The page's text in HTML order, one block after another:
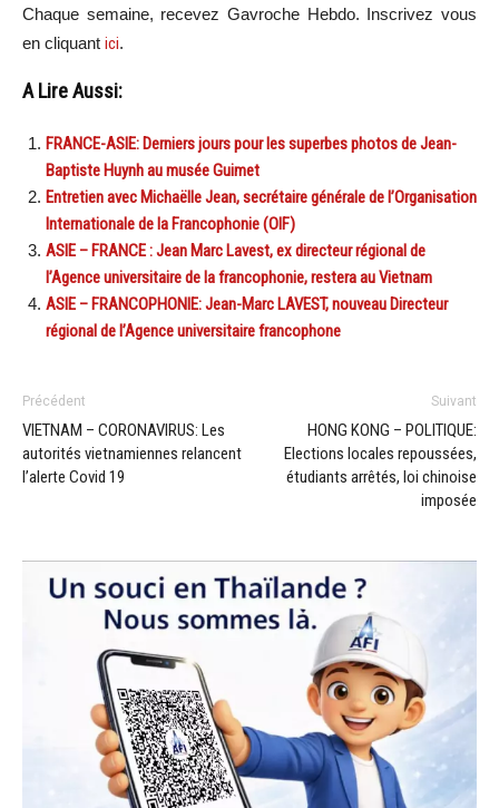
Chaque semaine, recevez Gavroche Hebdo. Inscrivez vous
en cliquant ici.
A Lire Aussi:
FRANCE-ASIE: Derniers jours pour les superbes photos de Jean-
Baptiste Huynh au musée Guimet
Entretien avec Michaëlle Jean, secrétaire générale de l’Organisation
Internationale de la Francophonie (OIF)
ASIE – FRANCE : Jean Marc Lavest, ex directeur régional de
l’Agence universitaire de la francophonie, restera au Vietnam
ASIE – FRANCOPHONIE: Jean-Marc LAVEST, nouveau Directeur
régional de l’Agence universitaire francophone
Précédent
VIETNAM – CORONAVIRUS: Les
autorités vietnamiennes relancent
l’alerte Covid 19
Suivant
HONG KONG – POLITIQUE:
Elections locales repoussées,
étudiants arrêtés, loi chinoise
imposée